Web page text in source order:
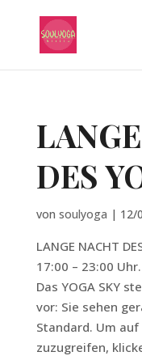
DES
von soulyoga | 12/
LANGE NACHT
17:00 – 23:00
Das YOGA SKY
vor: Sie sehen
Standard. Um
zuzugreifen,